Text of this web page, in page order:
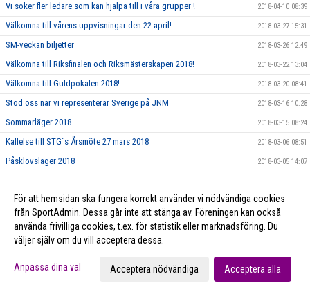
Vi söker fler ledare som kan hjälpa till i våra grupper ! 2018-04-10 08:39
Välkomna till vårens uppvisningar den 22 april! 2018-03-27 15:31
SM-veckan biljetter 2018-03-26 12:49
Välkomna till Riksfinalen och Riksmästerskapen 2018! 2018-03-22 13:04
Välkomna till Guldpokalen 2018! 2018-03-20 08:41
Stöd oss när vi representerar Sverige på JNM 2018-03-16 10:28
Sommarläger 2018 2018-03-15 08:24
Kallelse till STG´s Årsmöte 27 mars 2018 2018-03-06 08:51
Påsklovsläger 2018 2018-03-05 14:07
Ungdomsledarstipendium 2018-02-21 10:05
För att hemsidan ska fungera korrekt använder vi nödvändiga cookies
från SportAdmin. Dessa går inte att stänga av. Föreningen kan också
använda frivilliga cookies, t.ex. för statistik eller marknadsföring. Du
väljer själv om du vill acceptera dessa.
Anpassa dina val Acceptera nödvändiga Acceptera alla